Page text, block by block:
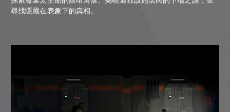
尋找隱藏在表象下的真相。